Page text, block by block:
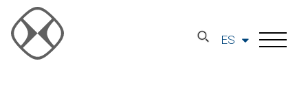
ES